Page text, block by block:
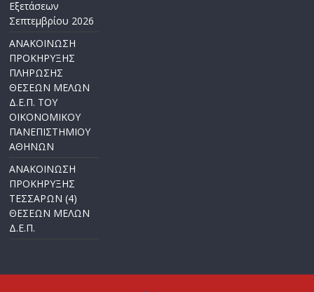
Εξετάσεων
Σεπτεμβρίου 2026
ΑΝΑΚΟΙΝΩΣΗ
ΠΡΟΚΗΡΥΞΗΣ
ΠΛΗΡΩΣΗΣ
ΘΕΣΕΩΝ ΜΕΛΩΝ
Δ.Ε.Π. ΤΟΥ
ΟΙΚΟΝΟΜΙΚΟΥ
ΠΑΝΕΠΙΣΤΗΜΙΟΥ
ΑΘΗΝΩΝ
ΑΝΑΚΟΙΝΩΣΗ
ΠΡΟΚΗΡΥΞΗΣ
ΤΕΣΣΑΡΩΝ (4)
ΘΕΣΕΩΝ ΜΕΛΩΝ
Δ.Ε.Π.